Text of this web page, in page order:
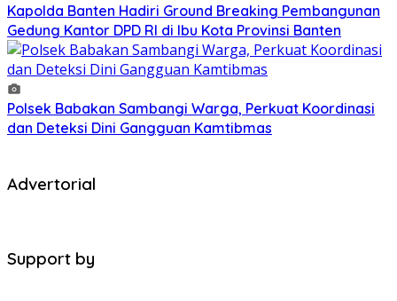
Kapolda Banten Hadiri Ground Breaking Pembangunan
Gedung Kantor DPD RI di Ibu Kota Provinsi Banten
Polsek Babakan Sambangi Warga, Perkuat Koordinasi
dan Deteksi Dini Gangguan Kamtibmas
Advertorial
Support by